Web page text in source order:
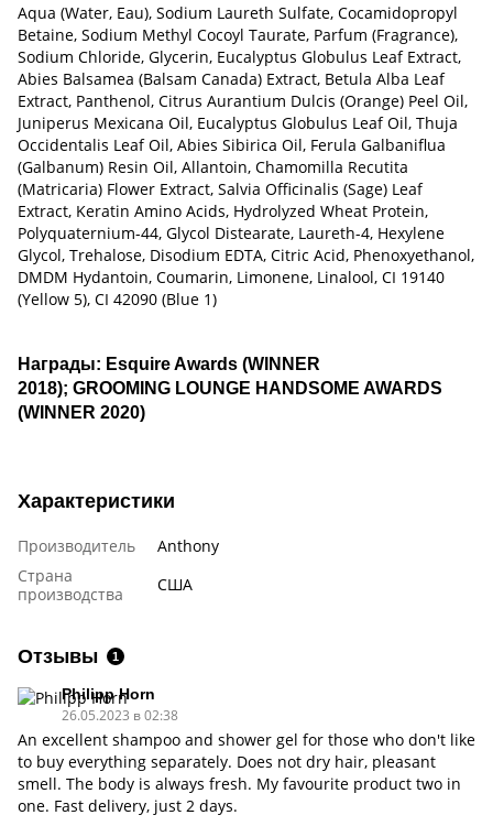
Aqua (Water, Eau), Sodium Laureth Sulfate, Cocamidopropyl
Betaine, Sodium Methyl Cocoyl Taurate, Parfum (Fragrance),
Sodium Chloride, Glycerin, Eucalyptus Globulus Leaf Extract,
Abies Balsamea (Balsam Canada) Extract, Betula Alba Leaf
Extract, Panthenol, Citrus Aurantium Dulcis (Orange) Peel Oil,
Juniperus Mexicana Oil, Eucalyptus Globulus Leaf Oil, Thuja
Occidentalis Leaf Oil, Abies Sibirica Oil, Ferula Galbaniflua
(Galbanum) Resin Oil, Allantoin, Chamomilla Recutita
(Matricaria) Flower Extract, Salvia Officinalis (Sage) Leaf
Extract, Keratin Amino Acids, Hydrolyzed Wheat Protein,
Polyquaternium-44, Glycol Distearate, Laureth-4, Hexylene
Glycol, Trehalose, Disodium EDTA, Citric Acid, Phenoxyethanol,
DMDM Hydantoin, Coumarin, Limonene, Linalool, CI 19140
(Yellow 5), CI 42090 (Blue 1)
Награды: Esquire Awards (WINNER
2018); GROOMING LOUNGE HANDSOME AWARDS
(WINNER 2020)
Характеристики
Производитель
Anthony
Страна
производства
США
Отзывы 1
Philipp Horn
26.05.2023 в 02:38
An excellent shampoo and shower gel for those who don't like
to buy everything separately. Does not dry hair, pleasant
smell. The body is always fresh. My favourite product two in
one. Fast delivery, just 2 days.